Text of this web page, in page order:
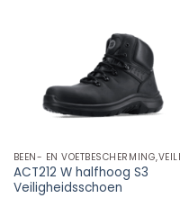
ACT212 W halfhoog S3
Veiligheidsschoen